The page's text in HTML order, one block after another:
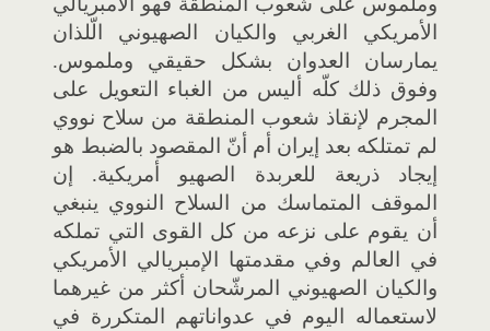
الأمريكي الغربي والكيان الصهيوني الّلذان
يمارسان العدوان بشكل حقيقي وملموس.
وفوق ذلك كلّه أليس من الغباء التعويل على
المجرم لإنقاذ شعوب المنطقة من سلاح نووي
لم تمتلكه بعد إيران أم أنّ المقصود بالضبط هو
إيجاد ذريعة للعربدة الصهيو أمريكية. إن
الموقف المتماسك من السلاح النووي ينبغي
أن يقوم على نزعه من كل القوى التي تملكه
في العالم وفي مقدمتها الإمبريالي الأمريكي
والكيان الصهيوني المرشّحان أكثر من غيرهما
لاستعماله اليوم في عدواناتهم المتكررة في